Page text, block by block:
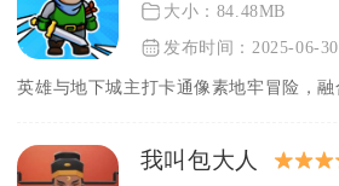
大小：84.48MB
发布时间：2025-06-30
我叫包大人